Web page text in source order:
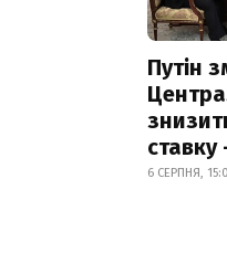
Путін
6 СЕРПНЯ,